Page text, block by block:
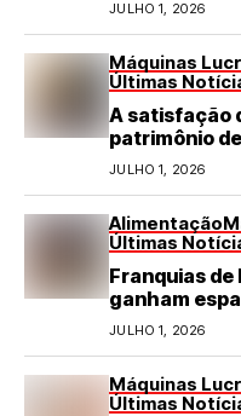
JULHO 1, 2026
Máquinas
Últimas
A satisfação
patrimônio
JULHO 1, 2026
Alimentação
Últimas
Franquias de
ganham
refeições
JULHO 1, 2026
Máquinas
Últimas